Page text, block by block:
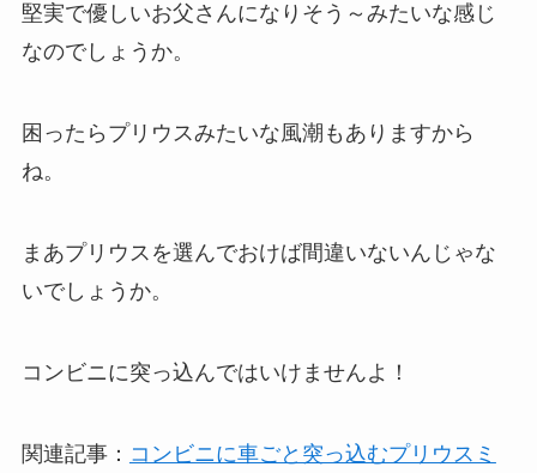
堅実で優しいお父さんになりそう～みたいな感じ
なのでしょうか。
困ったらプリウスみたいな風潮もありますから
ね。
まあプリウスを選んでおけば間違いないんじゃな
いでしょうか。
コンビニに突っ込んではいけませんよ！
関連記事： コンビニに車ごと突っ込むプリウスミ